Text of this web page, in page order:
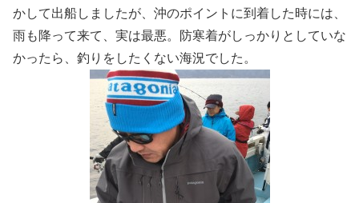
かして出船しましたが、沖のポイントに到着した時には、
雨も降って来て、実は最悪。防寒着がしっかりとしていな
かったら、釣りをしたくない海況でした。